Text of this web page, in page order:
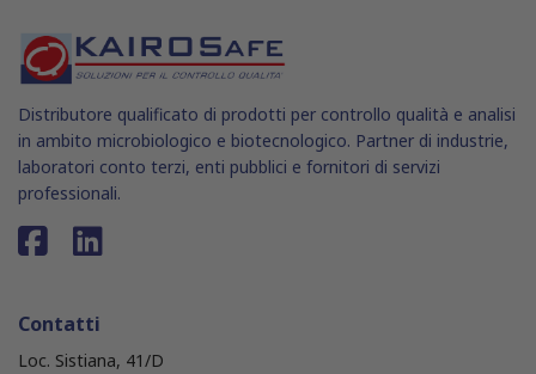
Distributore qualificato di prodotti per controllo qualità e analisi
in ambito microbiologico e biotecnologico. Partner di industrie,
laboratori conto terzi, enti pubblici e fornitori di servizi
professionali.
Contatti
Loc. Sistiana, 41/D